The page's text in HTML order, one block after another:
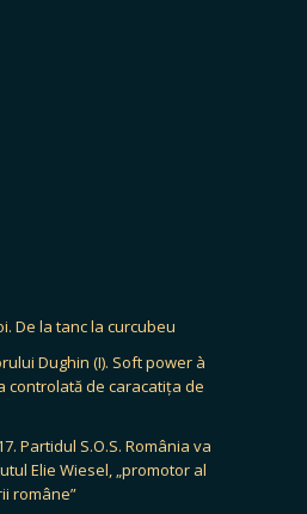
De la tanc la curcubeu
Dughin (I). Soft power à
controlată de caracatița de
Partidul S.O.S. România va
Elie Wiesel, „promotor al
române”